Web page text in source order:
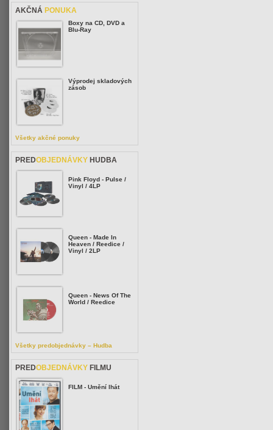
AKČNÁ PONUKA
Boxy na CD, DVD a
Blu-Ray
Výprodej skladových
zásob
Všetky akčné ponuky
PREDOBJEDNÁVKY HUDBA
Pink Floyd - Pulse /
Vinyl / 4LP
Queen - Made In
Heaven / Reedice /
Vinyl / 2LP
Queen - News Of The
World / Reedice
Všetky predobjednávky – Hudba
PREDOBJEDNÁVKY FILMU
FILM - Umění lhát